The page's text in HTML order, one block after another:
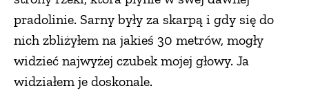
pradolinie. Sarny były za skarpą i gdy się do
nich zbliżyłem na jakieś 30 metrów, mogły
widzieć najwyżej czubek mojej głowy. Ja
widziałem je doskonale.